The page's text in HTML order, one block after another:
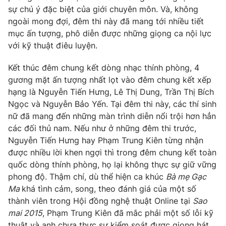
Phim VTV
Hậu trường
Nhân vật
Khán giả
Giải sao mai
Giải trí
Điện ảnh
Âm nhạc
Sao
Đời sống
Du lịch
Làm đẹp
Chất lượng cuộc sống
Giáo dục
Tuyển sinh
Học trực tuyến
Công nghệ
Hitech Công nghệ tương lai
Sản phẩm
Thị trường
Tư vấn
Giao lưu trực tuyến
Lịch phát sóng
Chuyên mục khác
Emagazine Podcast
sự chú ý đặc biệt của giới chuyên môn. Và, không
ngoài mong đợi, đêm thi này đã mang tới nhiều tiết
mục ấn tượng, phô diễn được những giọng ca nội lực
với kỹ thuật điêu luyện.
Kết thúc đêm chung kết dòng nhạc thính phòng, 4
gương mặt ấn tượng nhất lọt vào đêm chung kết xếp
hạng là Nguyễn Tiến Hưng, Lê Thị Dung, Trần Thị Bích
Ngọc và Nguyễn Bảo Yến. Tại đêm thi này, các thí sinh
nữ đã mang đến những màn trình diễn nổi trội hơn hẳn
các đối thủ nam. Nếu như ở những đêm thi trước,
Nguyễn Tiến Hưng hay Phạm Trung Kiên từng nhận
được nhiều lời khen ngợi thì trong đêm chung kết toàn
quốc dòng thính phòng, họ lại không thực sự giữ vững
phong độ. Thậm chí, dù thể hiện ca khúc Bà mẹ Gạc
Ma khá tình cảm, song, theo đánh giá của một số
thành viên trong Hội đồng nghệ thuật Online tại Sao
mai 2015, Phạm Trung Kiên đã mắc phải một số lỗi kỹ